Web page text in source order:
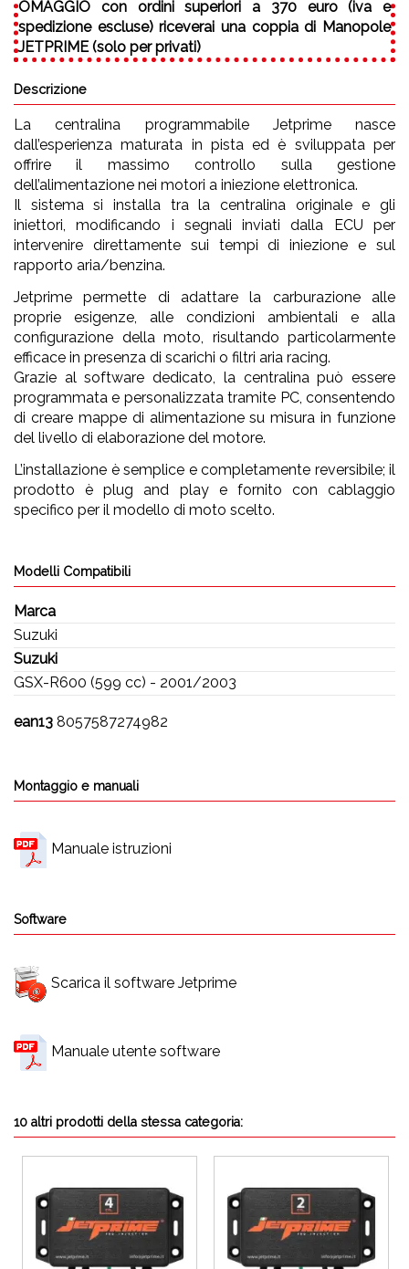
OMAGGIO con ordini superiori a 370 euro (iva e
spedizione escluse) riceverai una coppia di Manopole
JETPRIME (solo per privati)
Descrizione
La centralina programmabile Jetprime nasce
dall’esperienza maturata in pista ed è sviluppata per
offrire il massimo controllo sulla gestione
dell’alimentazione nei motori a iniezione elettronica.
Il sistema si installa tra la centralina originale e gli
iniettori, modificando i segnali inviati dalla ECU per
intervenire direttamente sui tempi di iniezione e sul
rapporto aria/benzina.
Jetprime permette di adattare la carburazione alle
proprie esigenze, alle condizioni ambientali e alla
configurazione della moto, risultando particolarmente
efficace in presenza di scarichi o filtri aria racing.
Grazie al software dedicato, la centralina può essere
programmata e personalizzata tramite PC, consentendo
di creare mappe di alimentazione su misura in funzione
del livello di elaborazione del motore.
L’installazione è semplice e completamente reversibile; il
prodotto è plug and play e fornito con cablaggio
specifico per il modello di moto scelto.
Modelli Compatibili
Marca
Suzuki
Suzuki
GSX-R600 (599 cc) - 2001/2003
ean13 8057587274982
Montaggio e manuali
Manuale istruzioni
Software
Scarica il software Jetprime
Manuale utente software
10 altri prodotti della stessa categoria: